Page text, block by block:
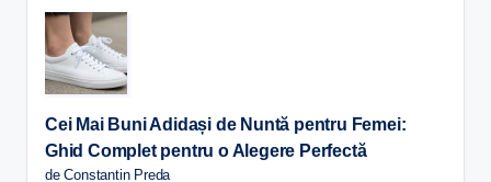
Cei Mai Buni Adidași de Nuntă pentru Femei:
Ghid Complet pentru o Alegere Perfectă
de Constantin Preda